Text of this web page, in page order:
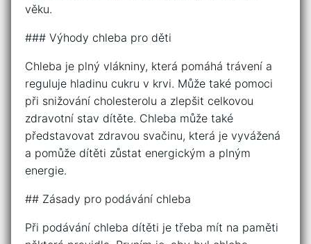
věku.
### Výhody chleba pro děti
Chleba je plný vlákniny, která pomáhá trávení a
reguluje hladinu cukru v krvi. Může také pomoci
při snižování cholesterolu a zlepšit celkovou
zdravotní stav dítěte. Chleba může také
představovat zdravou svačinu, která je vyvážená
a pomůže dítěti zůstat energickým a plným
energie.
## Zásady pro podávání chleba
Při podávání chleba dítěti je třeba mít na paměti